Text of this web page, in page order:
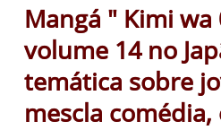
Mangá " Kimi wa
volume 14 no
temática sobre
mescla comédia,